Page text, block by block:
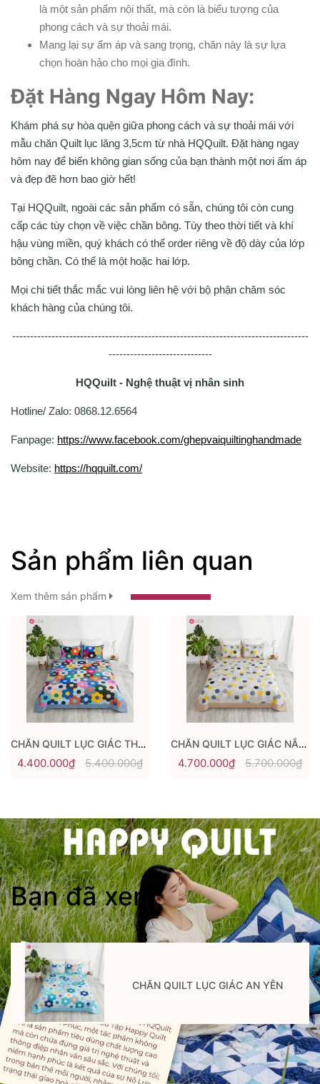
là một sản phẩm nội thất, mà còn là biểu tượng của
phong cách và sự thoải mái.
Mang lại sự ấm áp và sang trọng, chăn này là sự lựa
chọn hoàn hảo cho mọi gia đình.
Đặt Hàng Ngay Hôm Nay:
Khám phá sự hòa quện giữa phong cách và sự thoải mái với
mẫu chăn Quilt lục lăng 3,5cm từ nhà HQQuilt. Đặt hàng ngay
hôm nay để biến không gian sống của bạn thành một nơi ấm áp
và đẹp đẽ hơn bao giờ hết!
Tại HQQuilt, ngoài các sản phẩm có sẵn, chúng tôi còn cung
cấp các tùy chọn về việc chần bông. Tùy theo thời tiết và khí
hậu vùng miền, quý khách có thể order riêng về độ dày của lớp
bông chần. Có thể là một hoặc hai lớp.
Mọi chi tiết thắc mắc vui lòng liên hệ với bộ phận chăm sóc
khách hàng của chúng tôi.
-----------------------------------------------------------------------------------
-----------------------------
HQQuilt - Nghệ thuật vị nhân sinh
Hotline/ Zalo: 0868.12.6564
Fanpage: https://www.facebook.com/ghepvaiquiltinghandmade
Website: https://hqquilt.com/
Sản phẩm liên quan
Xem thêm sản phẩm
CHĂN QUILT LỤC GIÁC THANH XUÂN 3
4.400.000₫ 5.400.000₫
CHĂN QUILT LỤC GIÁC NẮNG BAN MAI
4.700.000₫ 5.700.000₫
Bạn đã xem
CHĂN QUILT LỤC GIÁC AN YÊN